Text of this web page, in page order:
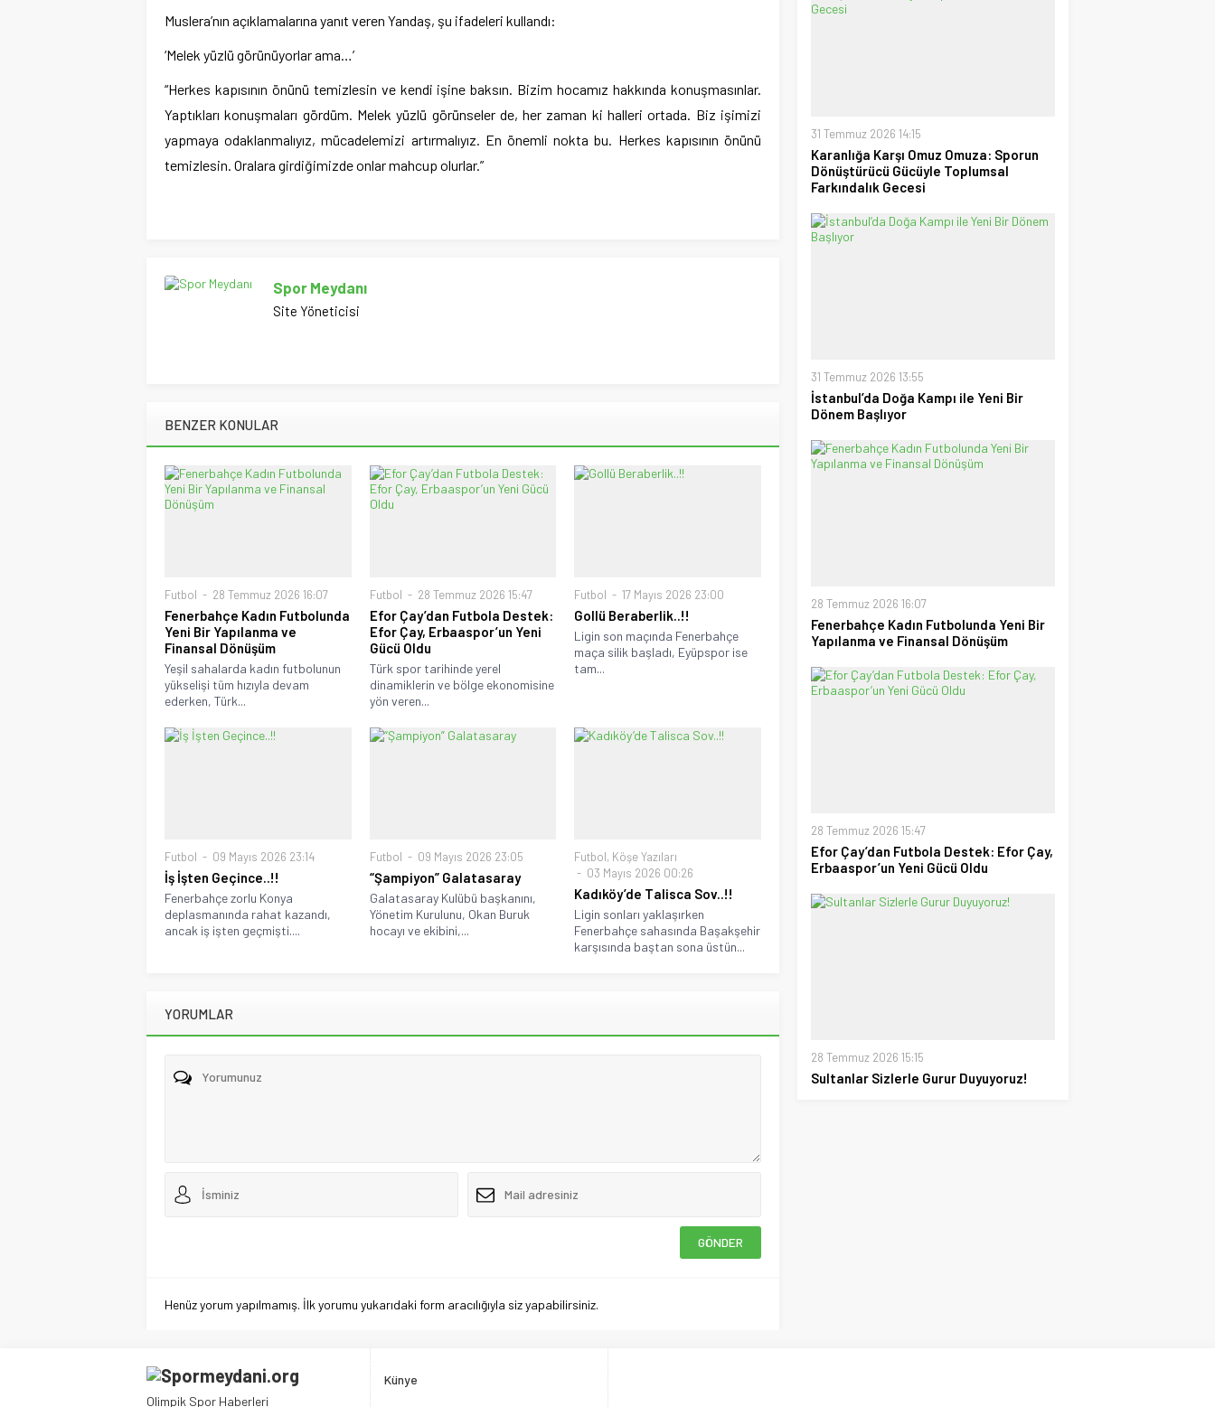
Muslera’nın açıklamalarına yanıt veren Yandaş, şu ifadeleri kullandı:
‘Melek yüzlü görünüyorlar ama…’
“Herkes kapısının önünü temizlesin ve kendi işine baksın. Bizim hocamız hakkında konuşmasınlar.
Yaptıkları konuşmaları gördüm. Melek yüzlü görünseler de, her zaman ki halleri ortada. Biz işimizi
yapmaya odaklanmalıyız, mücadelemizi artırmalıyız. En önemli nokta bu. Herkes kapısının önünü
temizlesin. Oralara girdiğimizde onlar mahcup olurlar.”
Spor Meydanı
Site Yöneticisi
BENZER KONULAR
Futbol 28 Temmuz 2026 16:07
Fenerbahçe Kadın Futbolunda
Yeni Bir Yapılanma ve
Finansal Dönüşüm
Yeşil sahalarda kadın futbolunun
yükselişi tüm hızıyla devam
ederken, Türk...
Futbol 28 Temmuz 2026 15:47
Efor Çay’dan Futbola Destek:
Efor Çay, Erbaaspor’un Yeni
Gücü Oldu
Türk spor tarihinde yerel
dinamiklerin ve bölge ekonomisine
yön veren...
Futbol 17 Mayıs 2026 23:00
Gollü Beraberlik..!!
Ligin son maçında Fenerbahçe
maça silik başladı, Eyüpspor ise
tam...
Futbol 09 Mayıs 2026 23:14
İş İşten Geçince..!!
Fenerbahçe zorlu Konya
deplasmanında rahat kazandı,
ancak iş işten geçmişti....
Futbol 09 Mayıs 2026 23:05
“Şampiyon” Galatasaray
Galatasaray Kulübü başkanını,
Yönetim Kurulunu, Okan Buruk
hocayı ve ekibini,...
Futbol, Köşe Yazıları
03 Mayıs 2026 00:26
Kadıköy’de Talisca Sov..!!
Ligin sonları yaklaşırken
Fenerbahçe sahasında Başakşehir
karşısında baştan sona üstün...
YORUMLAR
Henüz yorum yapılmamış. İlk yorumu yukarıdaki form aracılığıyla siz yapabilirsiniz.
31 Temmuz 2026 14:15
Karanlığa Karşı Omuz Omuza: Sporun
Dönüştürücü Gücüyle Toplumsal
Farkındalık Gecesi
31 Temmuz 2026 13:55
İstanbul’da Doğa Kampı ile Yeni Bir
Dönem Başlıyor
28 Temmuz 2026 16:07
Fenerbahçe Kadın Futbolunda Yeni Bir
Yapılanma ve Finansal Dönüşüm
28 Temmuz 2026 15:47
Efor Çay’dan Futbola Destek: Efor Çay,
Erbaaspor’un Yeni Gücü Oldu
28 Temmuz 2026 15:15
Sultanlar Sizlerle Gurur Duyuyoruz!
Olimpik Spor Haberleri
Künye